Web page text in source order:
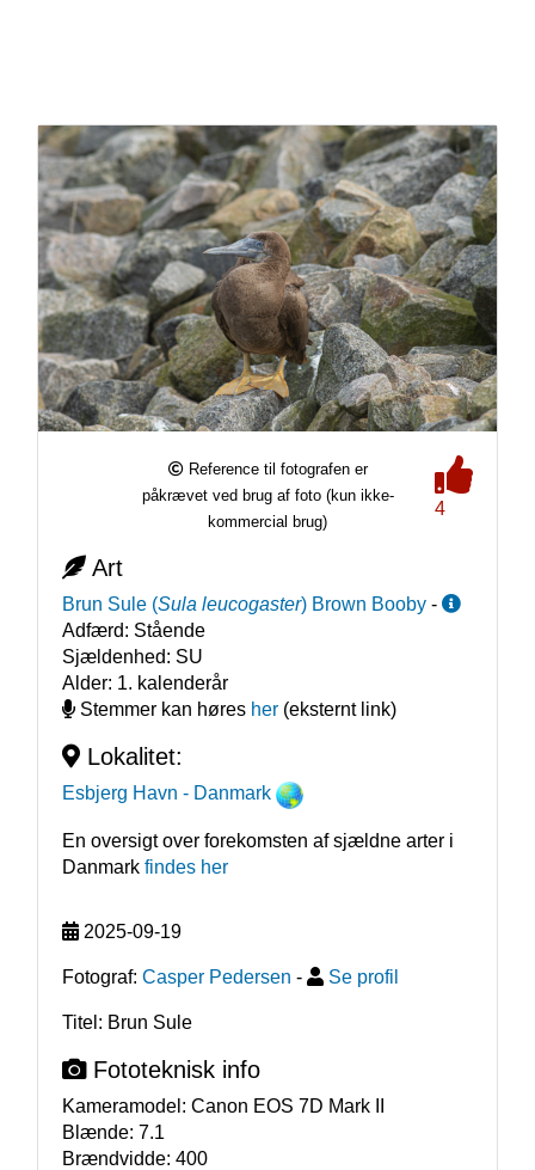
Reference til fotografen er
påkrævet ved brug af foto (kun ikke-
kommercial brug)
4
Art
Brun Sule (Sula leucogaster) Brown Booby -
Adfærd: Stående
Sjældenhed: SU
Alder: 1. kalenderår
Stemmer kan høres her(eksternt link)
Lokalitet:
Esbjerg Havn - Danmark
En oversigt over forekomsten af sjældne arter i
Danmark findes her
2025-09-19
Fotograf: Casper Pedersen - Se profil
Titel: Brun Sule
Fototeknisk info
Kameramodel: Canon EOS 7D Mark II
Blænde: 7.1
Brændvidde: 400